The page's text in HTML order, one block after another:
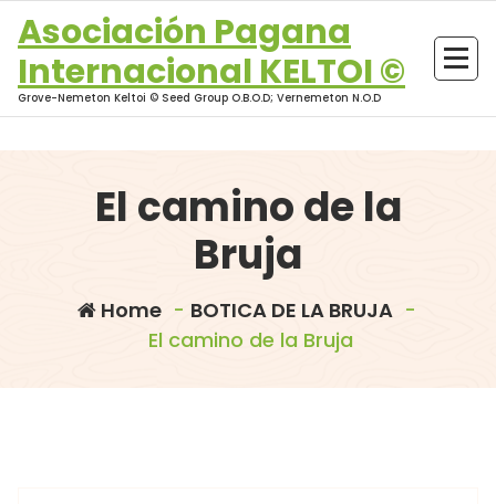
content
Asociación Pagana
Internacional KELTOI ©
Grove-Nemeton Keltoi © Seed Group O.B.O.D; Vernemeton N.O.D
El camino de la
Bruja
Home- BOTICA DE LA BRUJA-
El camino de la Bruja